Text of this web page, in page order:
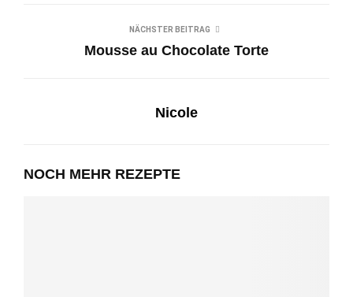
NÄCHSTER BEITRAG
Mousse au Chocolate Torte
Nicole
NOCH MEHR REZEPTE